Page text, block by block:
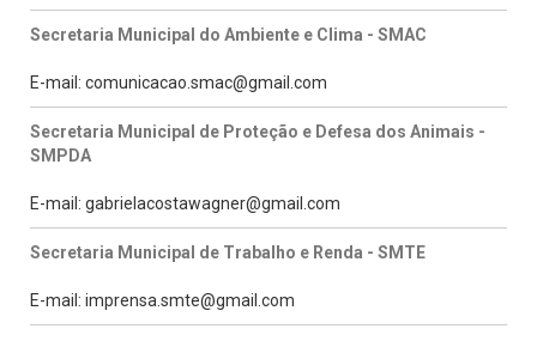
Secretaria Municipal do Ambiente e Clima - SMAC
E-mail: comunicacao.smac@gmail.com
Secretaria Municipal de Proteção e Defesa dos Animais -
SMPDA
E-mail: gabrielacostawagner@gmail.com
Secretaria Municipal de Trabalho e Renda - SMTE
E-mail: imprensa.smte@gmail.com